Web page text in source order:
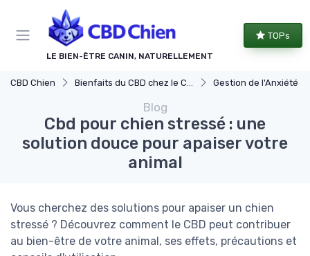
LE BIEN-ÊTRE CANIN, NATURELLEMENT
TOPs
CBD Chien Bienfaits du CBD chez le Chien Gestion de l'Anxiété chez le
Blog
Cbd pour chien stressé : une
solution douce pour apaiser votre
animal
Vous cherchez des solutions pour apaiser un chien
stressé ? Découvrez comment le CBD peut contribuer
au bien-être de votre animal, ses effets, précautions et
Panneau de gestion des cookies